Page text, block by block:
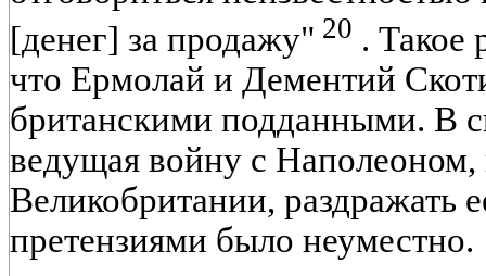
[денег] за продажу" 20 . Такое
что Ермолай и Дементий
британскими подданными. В
ведущая войну с
Великобритании, раздражать
претензиями было неуместно.